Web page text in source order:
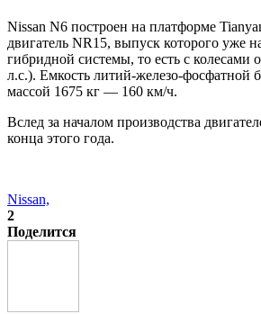
Nissan N6 построен на платформе
двигатель NR15, выпуск которого уже
гибридной системы, то есть с
л.с.). Емкость литий-железо-фосфатной
массой 1675 кг — 160 км/ч.
Вслед за началом производства
конца этого года.
Nissan,
2
Поделится